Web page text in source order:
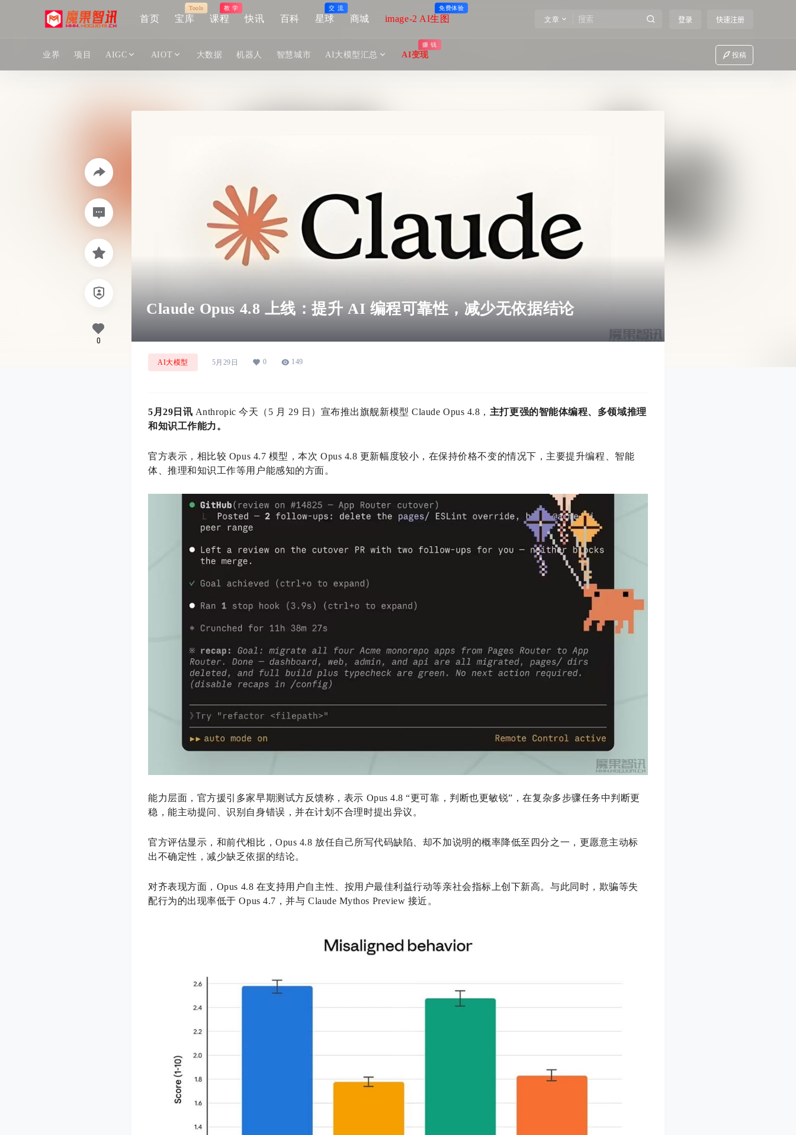
首页 宝库
Tools
课程
教 学
快讯 百科 星球
交 流
商城 image-2 AI生图
免费体验
文章 登录 快速注册
业界 项目 AIGC AIOT 大数据 机器人 智慧城市 AI大模型汇总 AI变现
赚 钱
投稿
Claude Opus 4.8 上线：提升 AI 编程可靠性，减少无依据结论
AI大模型 5月29日 0 149
5月29日讯 Anthropic 今天（5 月 29 日）宣布推出旗舰新模型 Claude Opus 4.8， 主打更强的智能体编程、多领域推理
和知识工作能力。
官方表示，相比较 Opus 4.7 模型，本次 Opus 4.8 更新幅度较小，在保持价格不变的情况下，主要提升编程、智能
体、推理和知识工作等用户能感知的方面。
能力层面，官方援引多家早期测试方反馈称，表示 Opus 4.8 “更可靠，判断也更敏锐”，在复杂多步骤任务中判断更
稳，能主动提问、识别自身错误，并在计划不合理时提出异议。
官方评估显示，和前代相比，Opus 4.8 放任自己所写代码缺陷、却不加说明的概率降低至四分之一，更愿意主动标
出不确定性，减少缺乏依据的结论。
对齐表现方面，Opus 4.8 在支持用户自主性、按用户最佳利益行动等亲社会指标上创下新高。与此同时，欺骗等失
配行为的出现率低于 Opus 4.7，并与 Claude Mythos Preview 接近。
0